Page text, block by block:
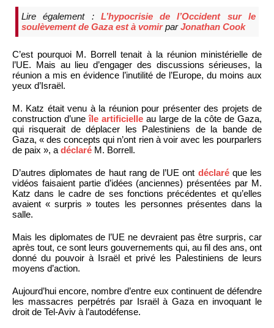
Lire également : L’hypocrisie de l’Occident sur le
soulèvement de Gaza est à vomirparJonathan Cook
C’est pourquoi M. Borrell tenait à la réunion ministérielle de
l’UE. Mais au lieu d’engager des discussions sérieuses, la
réunion a mis en évidence l’inutilité de l’Europe, du moins aux
yeux d’Israël.
M. Katz était venu à la réunion pour présenter des projets de
construction d’uneîle artificielle au large de la côte de Gaza,
qui risquerait de déplacer les Palestiniens de la bande de
Gaza, « des concepts qui n’ont rien à voir avec les pourparlers
de paix », a déclaré M. Borrell.
D’autres diplomates de haut rang de l’UE ont déclaréque les
vidéos faisaient partie d’idées (anciennes) présentées par M.
Katz dans le cadre de ses fonctions précédentes et qu’elles
avaient « surpris » toutes les personnes présentes dans la
salle.
Mais les diplomates de l’UE ne devraient pas être surpris, car
après tout, ce sont leurs gouvernements qui, au fil des ans, ont
donné du pouvoir à Israël et privé les Palestiniens de leurs
moyens d’action.
Aujourd’hui encore, nombre d’entre eux continuent de défendre
les massacres perpétrés par Israël à Gaza en invoquant le
droit de Tel-Aviv à l’autodéfense.